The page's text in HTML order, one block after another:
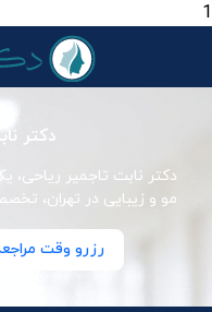
1
دکتر
دکتر نابت تاجمیر
مو و زیبایی در تهران،
رزرو وقت